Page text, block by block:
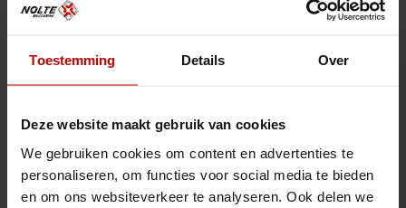
Toestemming Details Over
Deze website maakt gebruik van cookies
We gebruiken cookies om content en advertenties te
personaliseren, om functies voor social media te bieden
en om ons websiteverkeer te analyseren. Ook delen we
Nederland E-commerce
Bleckmann Almelo